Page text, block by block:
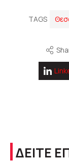
TAGS
ΔΕΙΤΕ